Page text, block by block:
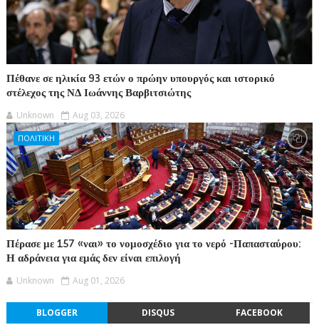
Πέθανε σε ηλικία 93 ετών ο πρώην υπουργός και ιστορικό
στέλεχος της ΝΔ Ιωάννης Βαρβιτσιώτης
Unknown Aug 03, 2026
ΠΟΛΙΤΙΚΗ
Πέρασε με 157 «ναι» το νομοσχέδιο για το νερό -Παπασταύρου:
Η αδράνεια για εμάς δεν είναι επιλογή
Unknown Aug 01, 2026
BLOGGER DISQUS FACEBOOK